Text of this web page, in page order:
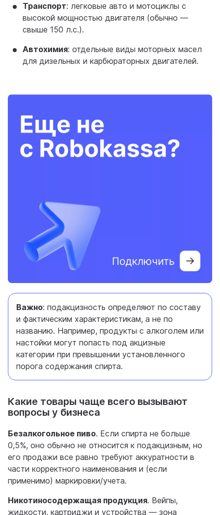
Транспорт: легковые авто и мотоциклы с
высокой мощностью двигателя (обычно —
свыше 150 л.с.).
Автохимия: отдельные виды моторных масел
для дизельных и карбюраторных двигателей.
Важно: подакцизность определяют по составу
и фактическим характеристикам, а не по
названию. Например, продукты с алкоголем или
настойки могут попасть под акцизные
категории при превышении установленного
порога содержания спирта.
Какие товары чаще всего вызывают
вопросы у бизнеса
Безалкогольное пиво. Если спирта не больше
0,5%, оно обычно не относится к подакцизным, но
его продажи все равно требуют аккуратности в
части корректного наименования и (если
применимо) маркировки/учета.
Никотиносодержащая продукция. Вейпы,
жидкости, картриджи и устройства — зона